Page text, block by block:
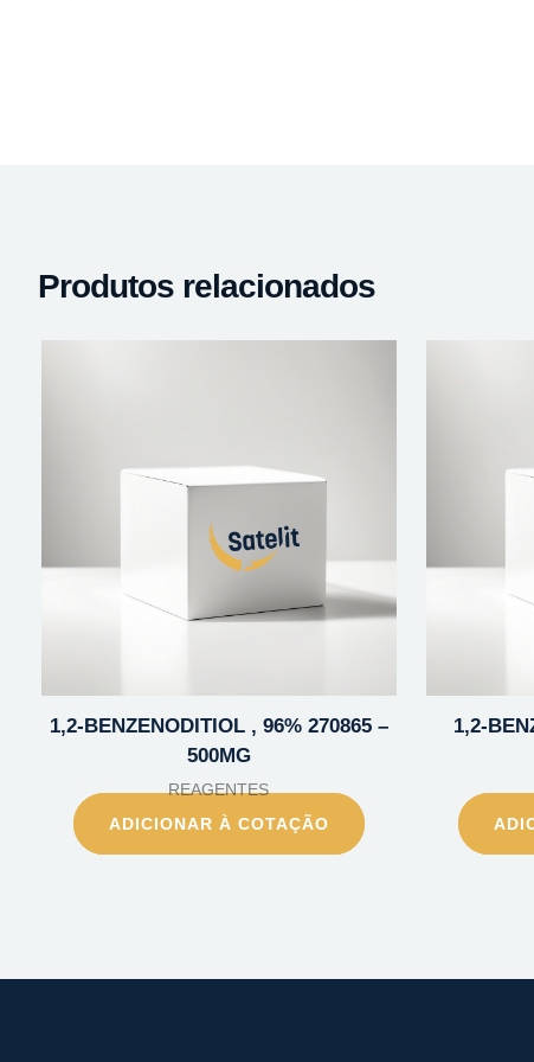
Produtos relacionados
1,2-BENZENODITIOL , 96% 270865 –
500MG
REAGENTES
ADICIONAR À COTAÇÃO
1,2-